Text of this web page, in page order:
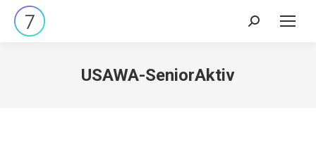
Search:
USAWA-SeniorAktiv